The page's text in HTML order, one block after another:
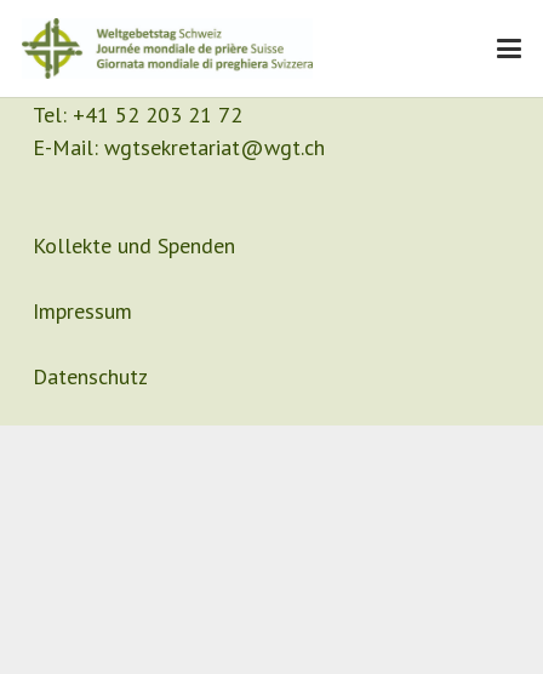
Kontakt
Sekretariat
Tel: +41 52 203 21 72
E-Mail: wgtsekretariat@wgt.ch
Kollekte und Spenden
Impressum
Datenschutz